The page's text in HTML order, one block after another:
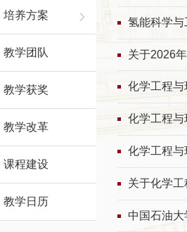
培养方案
教学团队
教学获奖
教学改革
课程建设
教学日历
氢能科学
关于2026
化学工程
化学工程
化学工程
关于化学
中国石油